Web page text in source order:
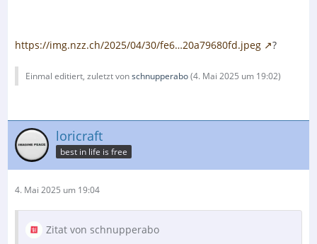
https://img.nzz.ch/2025/04/30/fe6…20a79680fd.jpeg ?
Einmal editiert, zuletzt vonschnupperabo(4. Mai 2025 um 19:02)
loricraft
best in life is free
4. Mai 2025 um 19:04
Zitat von schnupperabo